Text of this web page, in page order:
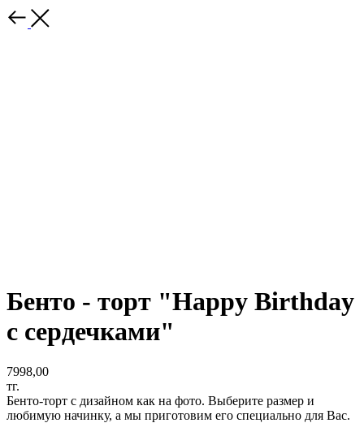
Бенто - торт "Happy Birthday
с сердечками"
7998,00
тг.
Бенто-торт с дизайном как на фото. Выберите размер и
любимую начинку, а мы приготовим его специально для Вас.